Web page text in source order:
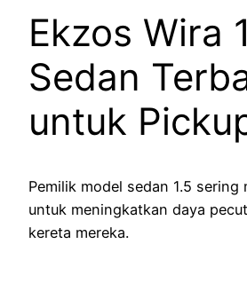
Ekzos Wira
Sedan
untuk
Pemilik model sedan 1.5 sering
untuk meningkatkan daya
kereta mereka.